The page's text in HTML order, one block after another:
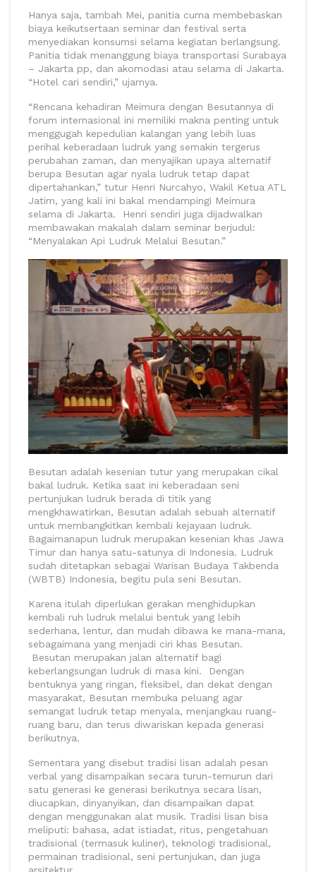
Hanya saja, tambah Mei, panitia cuma membebaskan
biaya keikutsertaan seminar dan festival serta
menyediakan konsumsi selama kegiatan berlangsung.
Panitia tidak menanggung biaya transportasi Surabaya
– Jakarta pp, dan akomodasi atau selama di Jakarta.
“Hotel cari sendiri,” ujarnya.
“Rencana kehadiran Meimura dengan Besutannya di
forum internasional ini memiliki makna penting untuk
menggugah kepedulian kalangan yang lebih luas
perihal keberadaan ludruk yang semakin tergerus
perubahan zaman, dan menyajikan upaya alternatif
berupa Besutan agar nyala ludruk tetap dapat
dipertahankan,” tutur Henri Nurcahyo, Wakil Ketua ATL
Jatim, yang kali ini bakal mendampingi Meimura
selama di Jakarta. Henri sendiri juga dijadwalkan
membawakan makalah dalam seminar berjudul:
“Menyalakan Api Ludruk Melalui Besutan.”
Besutan adalah kesenian tutur yang merupakan cikal
bakal ludruk. Ketika saat ini keberadaan seni
pertunjukan ludruk berada di titik yang
mengkhawatirkan, Besutan adalah sebuah alternatif
untuk membangkitkan kembali kejayaan ludruk.
Bagaimanapun ludruk merupakan kesenian khas Jawa
Timur dan hanya satu-satunya di Indonesia. Ludruk
sudah ditetapkan sebagai Warisan Budaya Takbenda
(WBTB) Indonesia, begitu pula seni Besutan.
Karena itulah diperlukan gerakan menghidupkan
kembali ruh ludruk melalui bentuk yang lebih
sederhana, lentur, dan mudah dibawa ke mana-mana,
sebagaimana yang menjadi ciri khas Besutan.
Besutan merupakan jalan alternatif bagi
keberlangsungan ludruk di masa kini. Dengan
bentuknya yang ringan, fleksibel, dan dekat dengan
masyarakat, Besutan membuka peluang agar
semangat ludruk tetap menyala, menjangkau ruang-
ruang baru, dan terus diwariskan kepada generasi
berikutnya.
Sementara yang disebut tradisi lisan adalah pesan
verbal yang disampaikan secara turun-temurun dari
satu generasi ke generasi berikutnya secara lisan,
diucapkan, dinyanyikan, dan disampaikan dapat
dengan menggunakan alat musik. Tradisi lisan bisa
meliputi: bahasa, adat istiadat, ritus, pengetahuan
tradisional (termasuk kuliner), teknologi tradisional,
permainan tradisional, seni pertunjukan, dan juga
arsitektur.